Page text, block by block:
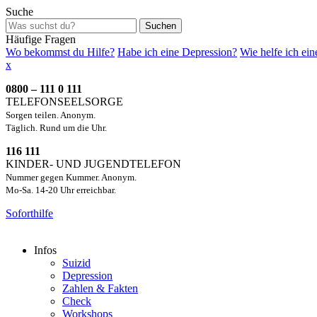
Suche
Suchen
Häufige Fragen
Wo bekommst du Hilfe? Habe ich eine Depression? Wie helfe ich
x
0800 – 111 0 111
TELEFONSEELSORGE
Sorgen teilen. Anonym.
Täglich. Rund um die Uhr.
116 111
KINDER- UND JUGENDTELEFON
Nummer gegen Kummer. Anonym.
Mo-Sa. 14-20 Uhr erreichbar.
Soforthilfe
Infos
Suizid
Depression
Zahlen & Fakten
Check
Workshops